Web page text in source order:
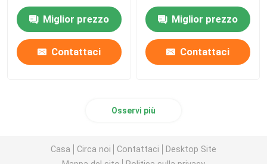
Miglior prezzo
Contattaci
Miglior prezzo
Contattaci
Osservi più
Casa Circa noi Contattaci
Desktop Site